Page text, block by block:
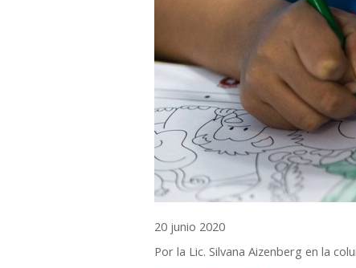
20 junio 2020
Por la Lic. Silvana Aizenberg en la